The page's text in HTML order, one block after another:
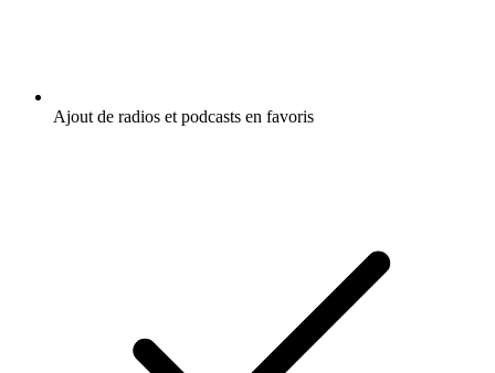
Ajout de radios et podcasts en favoris